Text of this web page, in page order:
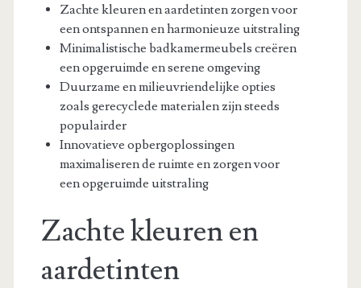
Zachte kleuren en aardetinten zorgen voor
een ontspannen en harmonieuze uitstraling
Minimalistische badkamermeubels creëren
een opgeruimde en serene omgeving
Duurzame en milieuvriendelijke opties
zoals gerecyclede materialen zijn steeds
populairder
Innovatieve opbergoplossingen
maximaliseren de ruimte en zorgen voor
een opgeruimde uitstraling
Zachte kleuren en
aardetinten